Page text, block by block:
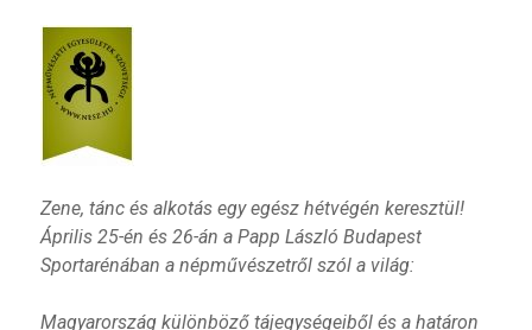
Zene, tánc és alkotás egy egész hétvégén keresztül!
Április 25-én és 26-án a Papp László Budapest
Sportarénában a népművészetről szól a világ:
Magyarország különböző tájegységeiből és a határon